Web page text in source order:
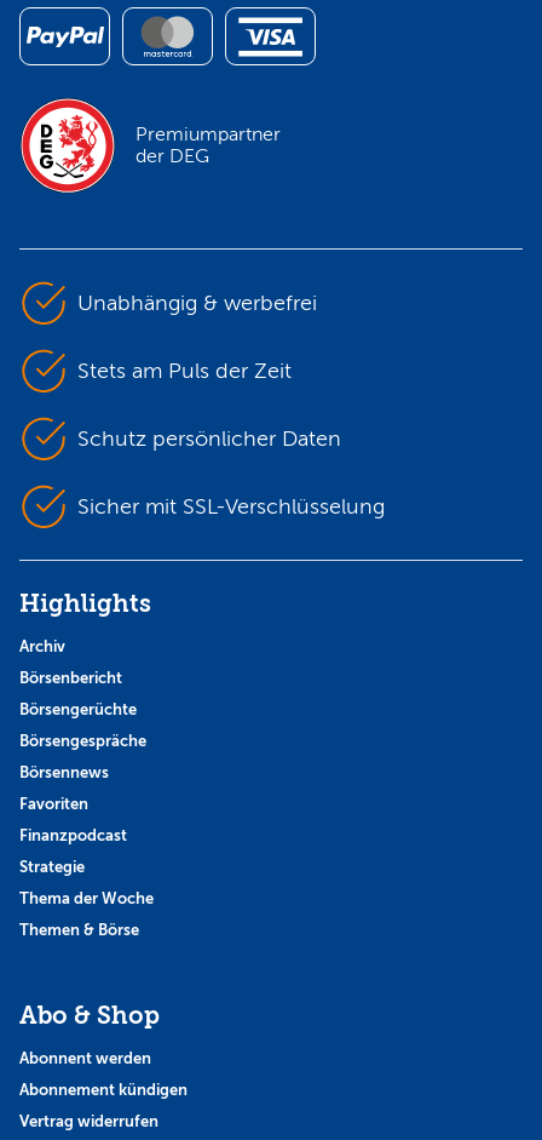
Premiumpartner
der DEG
Unabhängig & werbefrei
Stets am Puls der Zeit
Schutz persönlicher Daten
Sicher mit SSL-Verschlüsselung
Highlights
Archiv
Börsenbericht
Börsengerüchte
Börsengespräche
Börsennews
Favoriten
Finanzpodcast
Strategie
Thema der Woche
Themen & Börse
Abo & Shop
Abonnent werden
Abonnement kündigen
Vertrag widerrufen